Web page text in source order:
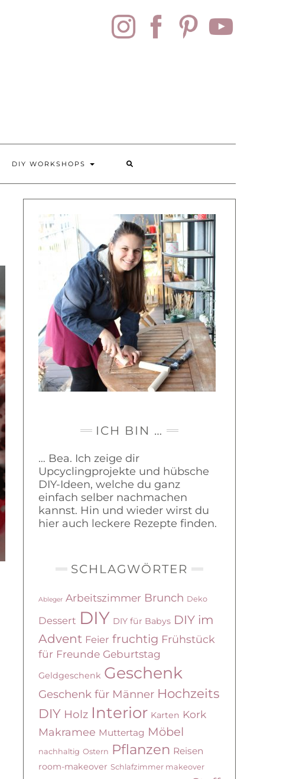
SOCIAL
MEDIA
DIY WORKSHOPS
ICH BIN …
… Bea. Ich zeige dir
Upcyclingprojekte und hübsche
DIY-Ideen, welche du ganz
einfach selber nachmachen
kannst. Hin und wieder wirst du
hier auch leckere Rezepte finden.
SCHLAGWÖRTER
Ableger Arbeitszimmer Brunch Deko
Dessert DIY DIY für Babys DIY im
Advent Feier fruchtig Frühstück
für Freunde Geburtstag
Geldgeschenk Geschenk
Geschenk für Männer Hochzeits
DIY Holz Interior Karten Kork
Makramee Muttertag Möbel
nachhaltig Ostern Pflanzen Reisen
room-makeover Schlafzimmer makeover